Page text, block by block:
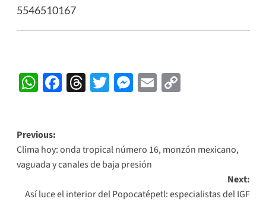
5546510167
WhatsApp
Facebook
Threads
Twitter
Messenger
EmailCopy
Post
navigation
Previous:
Clima hoy: onda tropical número 16, monzón mexicano,
vaguada y canales de baja presión
Next:
Así luce el interior del Popocatépetl: especialistas del IGF